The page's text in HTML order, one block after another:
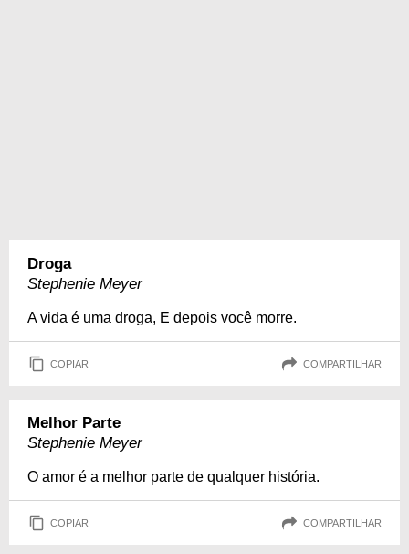
Droga
Stephenie Meyer
A vida é uma droga, E depois você morre.
COPIAR COMPARTILHAR
Melhor Parte
Stephenie Meyer
O amor é a melhor parte de qualquer história.
COPIAR COMPARTILHAR